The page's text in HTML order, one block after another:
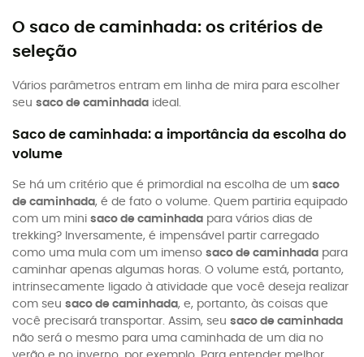
O saco de caminhada: os critérios de
seleção
Vários parâmetros entram em linha de mira para escolher
seu saco de caminhada ideal.
Saco de caminhada: a importância da escolha do
volume
Se há um critério que é primordial na escolha de um saco
de caminhada, é de fato o volume. Quem partiria equipado
com um mini saco de caminhada para vários dias de
trekking? Inversamente, é impensável partir carregado
como uma mula com um imenso saco de caminhada para
caminhar apenas algumas horas. O volume está, portanto,
intrinsecamente ligado à atividade que você deseja realizar
com seu saco de caminhada, e, portanto, às coisas que
você precisará transportar. Assim, seu saco de caminhada
não será o mesmo para uma caminhada de um dia no